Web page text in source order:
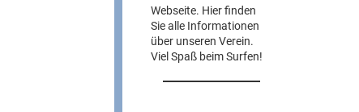
Webseite. Hier finden
Sie alle Informationen
über unseren Verein.
Viel Spaß beim Surfen!